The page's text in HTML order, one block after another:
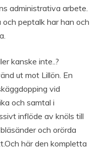
administrativa arbete.
peptalk har han och
kanske inte..?
ut mot Lillön. En
vid
och samtal i
inflöde av knöls till
och orörda
här den kompletta